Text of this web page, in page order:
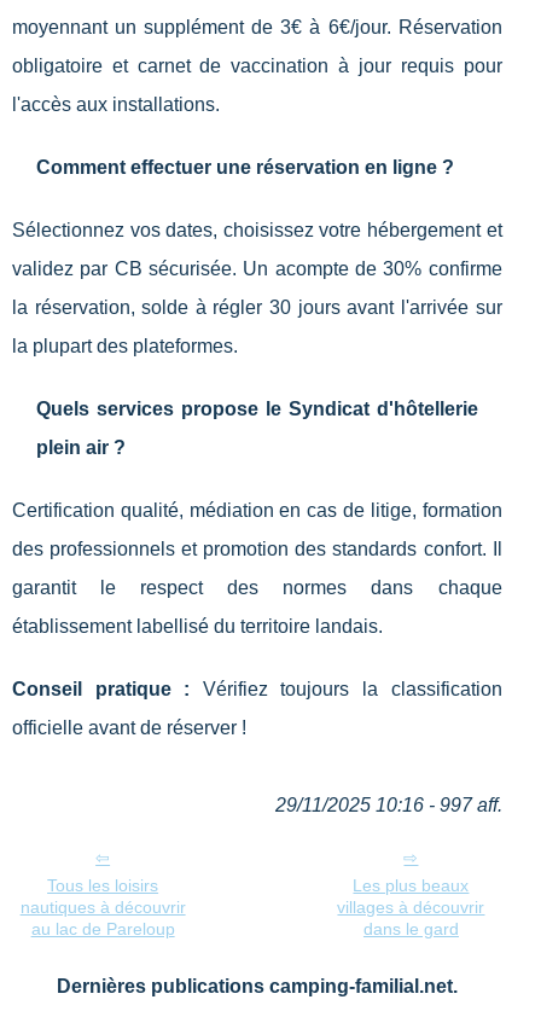
moyennant un supplément de 3€ à 6€/jour. Réservation
obligatoire et carnet de vaccination à jour requis pour
l'accès aux installations.
Comment effectuer une réservation en ligne ?
Sélectionnez vos dates, choisissez votre hébergement et
validez par CB sécurisée. Un acompte de 30% confirme
la réservation, solde à régler 30 jours avant l'arrivée sur
la plupart des plateformes.
Quels services propose le Syndicat d'hôtellerie
plein air ?
Certification qualité, médiation en cas de litige, formation
des professionnels et promotion des standards confort. Il
garantit le respect des normes dans chaque
établissement labellisé du territoire landais.
Conseil pratique : Vérifiez toujours la classification
officielle avant de réserver !
29/11/2025 10:16 - 997 aff.
Tous les loisirs
nautiques à découvrir
au lac de Pareloup
Les plus beaux
villages à découvrir
dans le gard
Dernières publications camping-familial.net.